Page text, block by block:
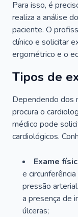
Para isso, é
realiza a análise
paciente. O
clínico e solicitar
ergométrico e o
Tipos de
Dependendo dos
procura o
médico pode
cardiológicos.
Exame
e
pressão
a presença de
úlceras;